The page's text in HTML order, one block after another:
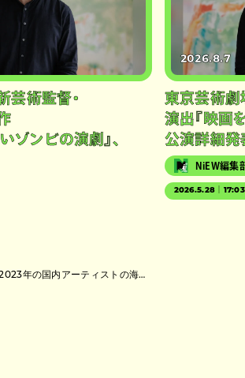
芸術監督・
ゾンビの演劇』、
2026.8.7
東京芸術劇
演出『映画
公演詳細発
NiEW編集
2026.5.28｜17:03
年の国内アーティストの海外向けPRの結果が公開、Vtuberはアジアで人気